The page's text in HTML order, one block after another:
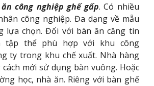
công nghiệp ghế gấp. Có nhiều
công nghiệp. Đa dạng về mẫu
lựa chọn. Đối với bàn ăn căng tin
tập thể phù hợp với khu công
ty trong khu chế xuất. Nhà hàng
mới sử dụng bàn vuông. Hoặc
học, nhà ăn. Riêng với bàn ghế